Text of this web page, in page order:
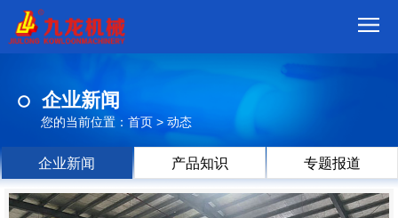
品
视
企业新闻
您的当前位置： 首页 > 动态
企业新闻 产品知识 专题报道